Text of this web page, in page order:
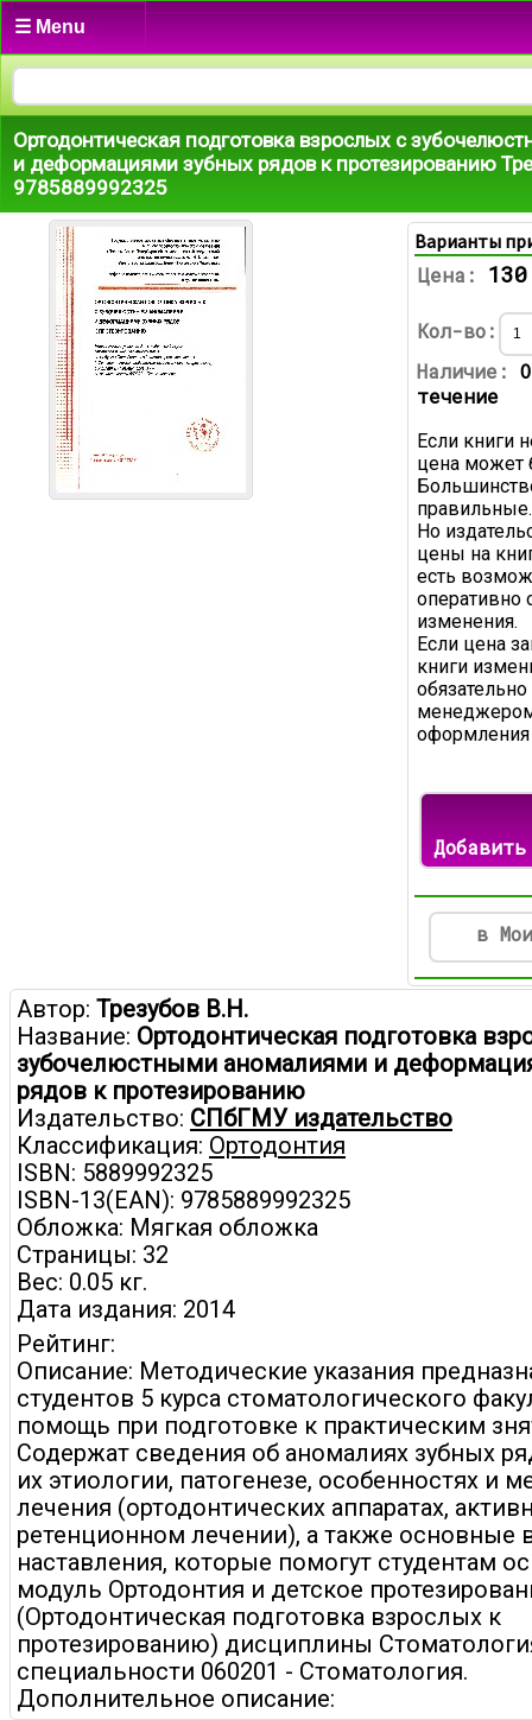
☰ Menu
Ортодонтическая подготовка взрослых с
и деформациями зубных рядов к протезированию
9785889992325
Варианты
Цена:
Кол-во:
Наличие:
течение
Если книги
цена может
правильные.
Но
цены на
есть
оперативно
изменения.
Если цена
книги
оформления
в
Автор: Трезубов В.Н.
Название: Ортодонтическая подготовка
зубочелюстными аномалиями и
рядов к протезированию
Издательство: СПбГМУ издательство
Классификация: Ортодонтия
ISBN: 5889992325
ISBN-13(EAN): 9785889992325
Обложка: Мягкая обложка
Страницы: 32
Вес: 0.05 кг.
Дата издания: 2014
Рейтинг:
Описание: Методические указания
студентов 5 курса стоматологического
помощь при подготовке к практическим
Содержат сведения об аномалиях зубных
их этиологии, патогенезе, особенностях и
лечения (ортодонтических аппаратах,
ретенционном лечении), а также основные
наставления, которые помогут студентам
модуль Ортодонтия и детское
(Ортодонтическая подготовка взрослых к
протезированию) дисциплины
специальности 060201 - Стоматология.
Дополнительное описание: